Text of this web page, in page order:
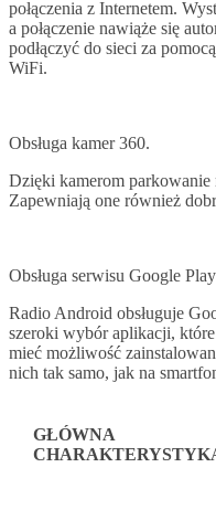
połączenia z Internetem.
a połączenie nawiąże się
podłączyć do sieci za
WiFi.
Obsługa kamer 360.
Dzięki kamerom parkowanie
Zapewniają one również
Obsługa serwisu Google
Radio Android obsługuje
szeroki wybór aplikacji,
mieć możliwość
nich tak samo, jak na
GŁÓWNA